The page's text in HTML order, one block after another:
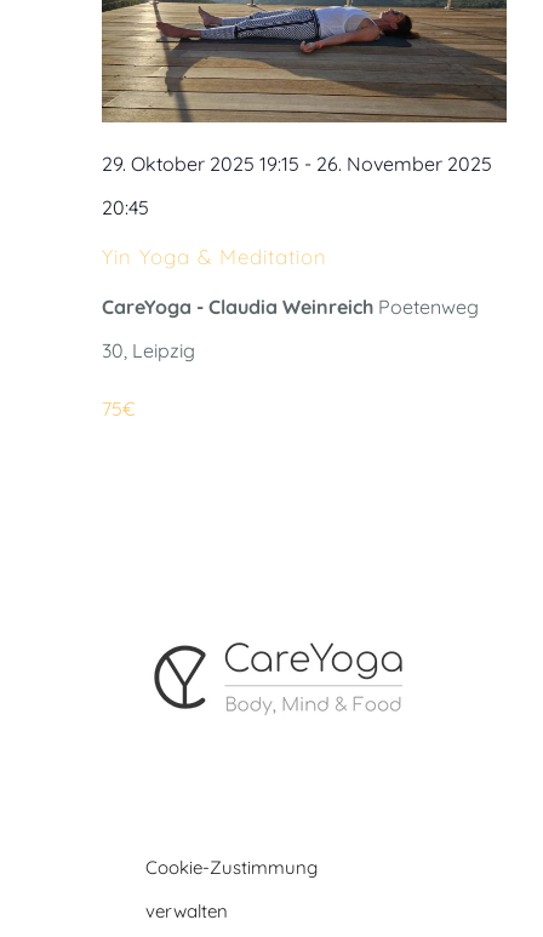
Cookie-Zustimmung
verwalten
29. Oktober 2025 19:15 - 26. November 2025
20:45
Yin Yoga & Meditation
CareYoga - Claudia Weinreich Poetenweg
30, Leipzig
75€
© Copyright 2019 -2026 Webdesign by